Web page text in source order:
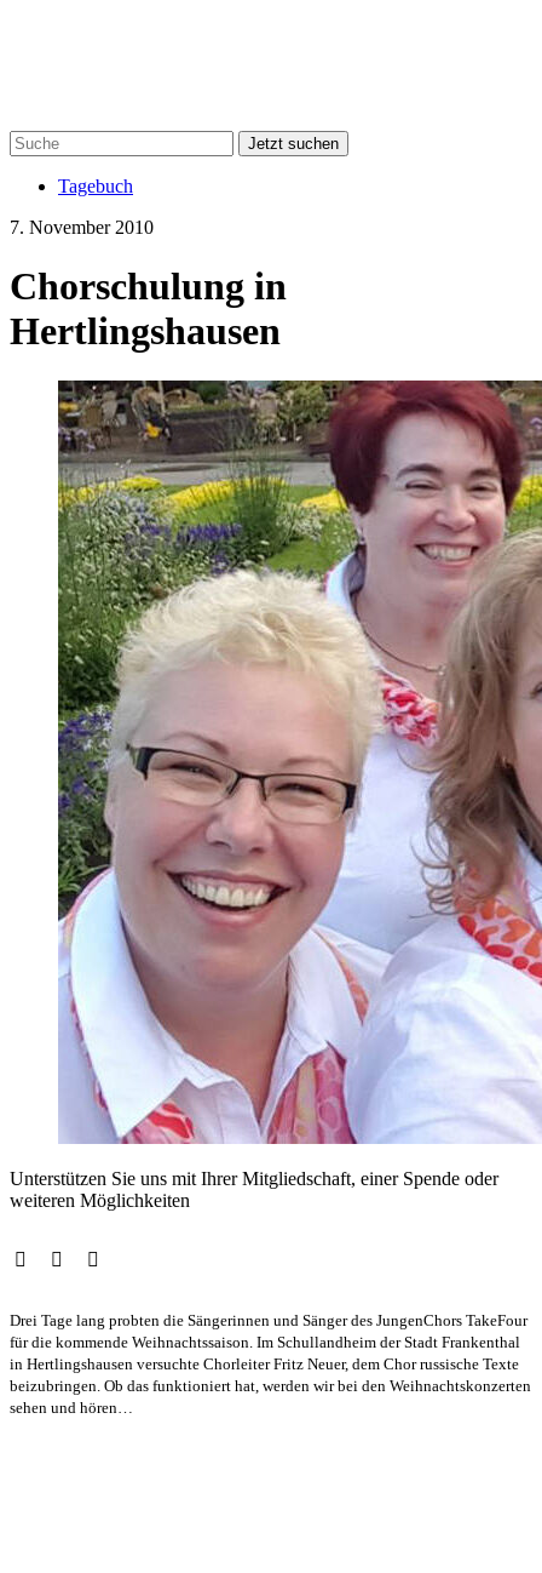
Jetzt suchen
Tagebuch
7. November 2010
Chorschulung in
Hertlingshausen
Unterstützen Sie uns mit Ihrer Mitgliedschaft, einer Spende oder
weiteren Möglichkeiten
Drei Tage lang probten die Sängerinnen und Sänger des JungenChors TakeFour
für die kommende Weihnachtssaison. Im Schullandheim der Stadt Frankenthal
in Hertlingshausen versuchte Chorleiter Fritz Neuer, dem Chor russische Texte
beizubringen. Ob das funktioniert hat, werden wir bei den Weihnachtskonzerten
sehen und hören…